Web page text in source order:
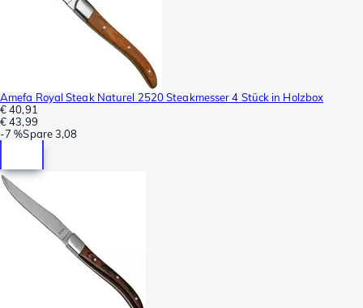
Amefa Royal Steak Naturel 2520 Steakmesser 4 Stück in Holzbox
€ 40,91
€ 43,99
-7 %Spare3,08